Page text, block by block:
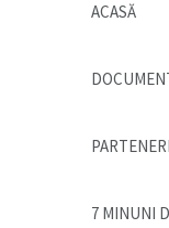
ACASĂ
PARTENERI
7 MINUNI